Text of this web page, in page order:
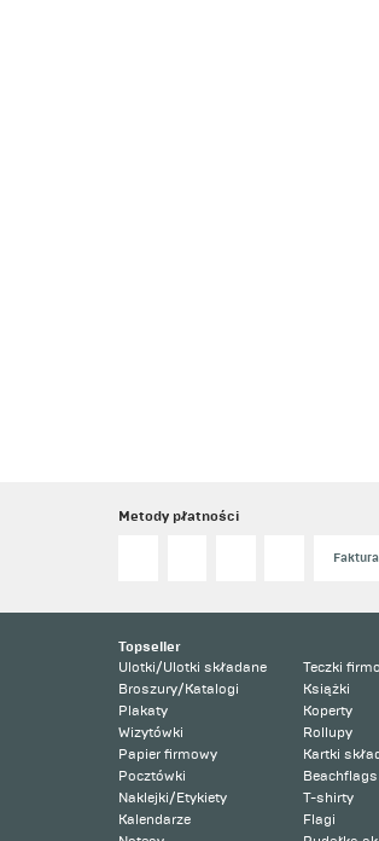
Metody płatności
Topseller
Ulotki/Ulotki składane
Broszury/Katalogi
Plakaty
Wizytówki
Papier firmowy
Pocztówki
Naklejki/Etykiety
Kalendarze
Teczki
Książki
Koperty
Rollupy
Kartki
Beachflags
T-shirty
Flagi